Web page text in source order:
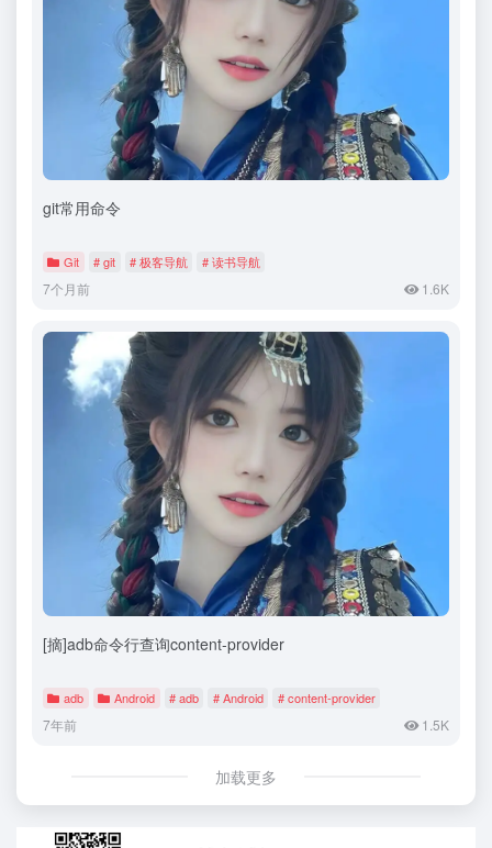
git常用命令
Git # git # 极客导航 # 读书导航
7个月前 1.6K
[摘]adb命令行查询content-provider
adb Android # adb # Android # content-provider
7年前 1.5K
加载更多